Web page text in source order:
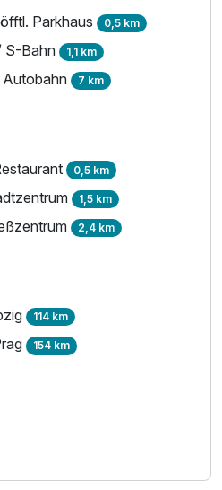
öfftl. Parkhaus 0,5 km
S-Bahn 1,1 km
Autobahn 7 km
0,5 km
1,5 km
2,4 km
114 km
154 km